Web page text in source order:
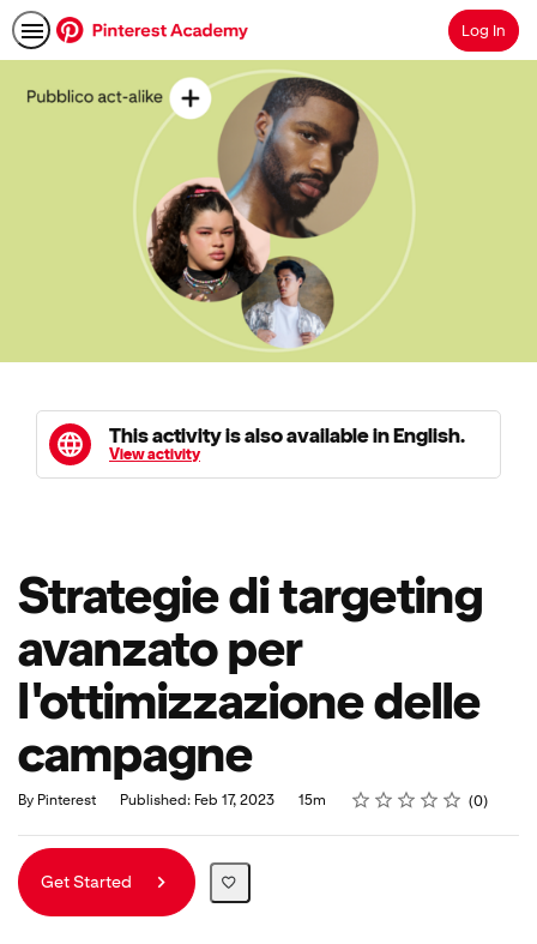
SearchLog In
This activity is also available in English.
View activity
Strategie di targeting
avanzato per
l'ottimizzazione delle
campagne
By Pinterest Published: Feb 17, 2023
Duration 15m Rating
1 star
2 stars
3 stars
4 stars
5 stars
Average rating: 0 0
No reviews
Get Started